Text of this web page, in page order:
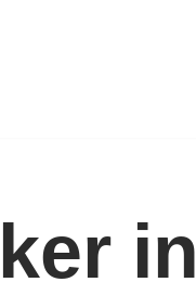
in